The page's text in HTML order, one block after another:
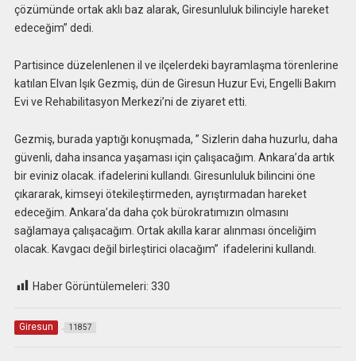
çözümünde ortak aklı baz alarak, Giresunluluk bilinciyle hareket
edeceğim” dedi.
Partisince düzelenlenen il ve ilçelerdeki bayramlaşma törenlerine
katılan Elvan Işık Gezmiş, dün de Giresun Huzur Evi, Engelli Bakım
Evi ve Rehabilitasyon Merkezi’ni de ziyaret etti.
Gezmiş, burada yaptığı konuşmada, ” Sizlerin daha huzurlu, daha
güvenli, daha insanca yaşaması için çalışacağım. Ankara’da artık
bir eviniz olacak. ifadelerini kullandı. Giresunluluk bilincini öne
çıkararak, kimseyi ötekileştirmeden, ayrıştırmadan hareket
edeceğim. Ankara’da daha çok bürokratımızın olmasını
sağlamaya çalışacağım. Ortak akılla karar alınması önceliğim
olacak. Kavgacı değil birleştirici olacağım” ifadelerini kullandı.
Haber Görüntülemeleri: 330
Giresun 11857